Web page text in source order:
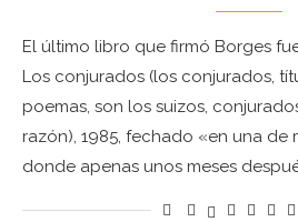
El último libro que firmó Borges
Los conjurados (los conjurados,
poemas, son los suizos,
razón), 1985, fechado «en una de
donde apenas unos meses